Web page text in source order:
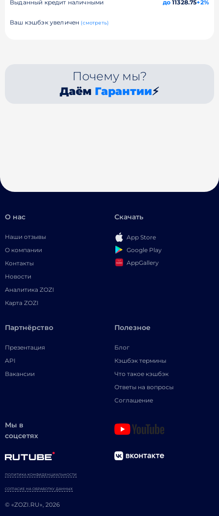
Выданный кредит наличными до11328.75+2%
Ваш кэшбэк увеличен (смотреть)
Почему мы?
Даём Гарантии⚡
О нас
Наши отзывы
О компании
Контакты
Новости
Аналитика ZOZI
Карта ZOZI
Скачать
App Store
Google Play
AppGallery
Партнёрство
Презентация
API
Вакансии
Полезное
Блог
Кэшбэк термины
Что такое кэшбэк
Ответы на вопросы
Соглашение
Мы в
соцсетях
© «ZOZI.RU», 2026
ПОЛИТИКА КОНФИДЕНЦИАЛЬНОСТИ
СОГЛАСИЕ НА ОБРАБОТКУ ДАННЫХ